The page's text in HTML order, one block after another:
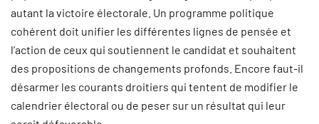
autant la victoire électorale. Un programme politique
cohérent doit unifier les différentes lignes de pensée et
l’action de ceux qui soutiennent le candidat et souhaitent
des propositions de changements profonds. Encore faut-il
désarmer les courants droitiers qui tentent de modifier le
calendrier électoral ou de peser sur un résultat qui leur